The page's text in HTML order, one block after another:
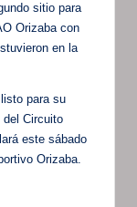
sitio para
Orizaba con
en la
para su
del Circuito
este sábado
Orizaba.